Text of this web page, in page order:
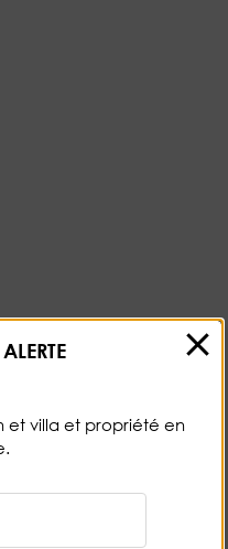
et villa et propriété en